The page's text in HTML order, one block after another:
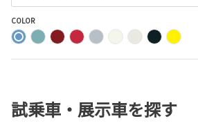
COLOR
試乗車・展示車を探す